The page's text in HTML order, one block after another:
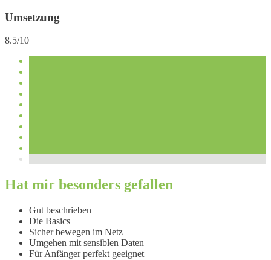
Umsetzung
8.5/10
Hat mir besonders gefallen
Gut beschrieben
Die Basics
Sicher bewegen im Netz
Umgehen mit sensiblen Daten
Für Anfänger perfekt geeignet